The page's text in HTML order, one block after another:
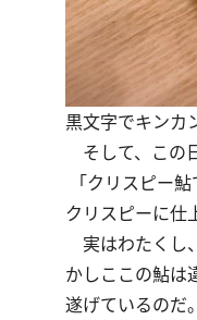
黒文字でキンカ
そして、この
「クリスピー
クリスピーに仕
実はわたくし
かしここの鮎は
遂げているのだ。